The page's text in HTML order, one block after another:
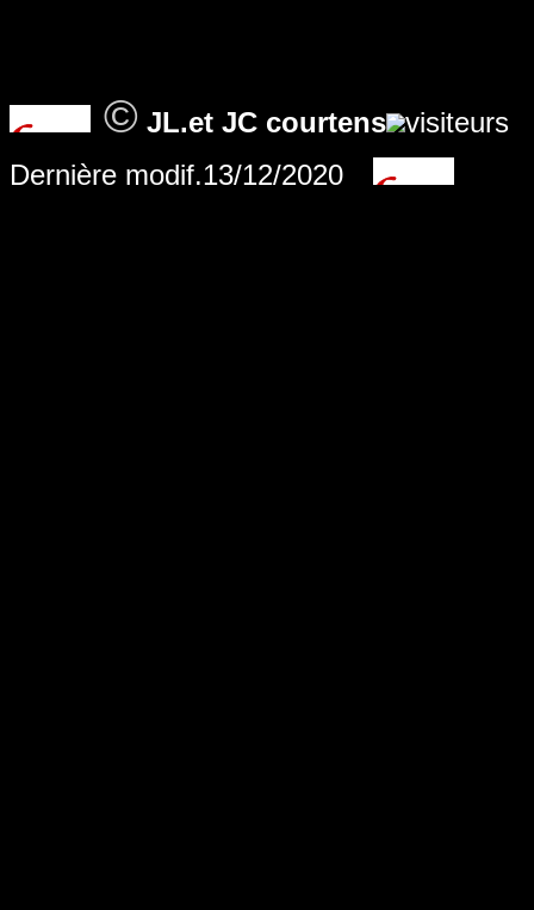
© JL.et JC courtens visiteurs
Dernière modif.13/12/2020